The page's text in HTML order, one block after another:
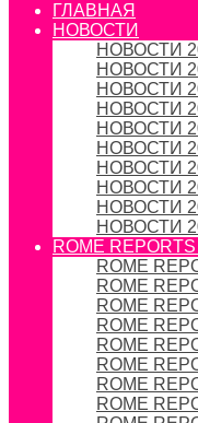
ГЛАВНАЯ
НОВОСТИ
НОВОСТИ
НОВОСТИ
НОВОСТИ
НОВОСТИ
НОВОСТИ
НОВОСТИ
НОВОСТИ
НОВОСТИ
НОВОСТИ
НОВОСТИ
ROME
ROME
ROME
ROME
ROME
ROME
ROME
ROME
ROME